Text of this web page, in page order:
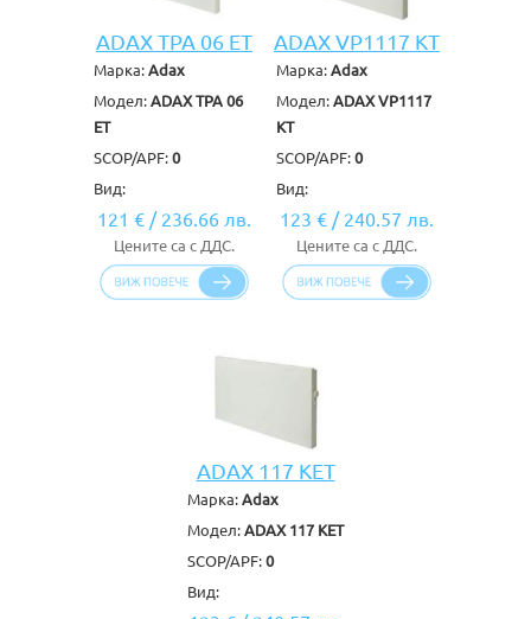
ADAX TPA 06 ET
Марка: Adax
Модел: ADAX TPA 06
ET
SCOP/APF: 0
Вид:
121 € / 236.66 лв.
Цените са с ДДС.
ADAX VP1117 KT
Марка: Adax
Модел: ADAX VP1117
KT
SCOP/APF: 0
Вид:
123 € / 240.57 лв.
Цените са с ДДС.
ADAX 117 KET
Марка: Adax
Модел: ADAX 117 KET
SCOP/APF: 0
Вид: